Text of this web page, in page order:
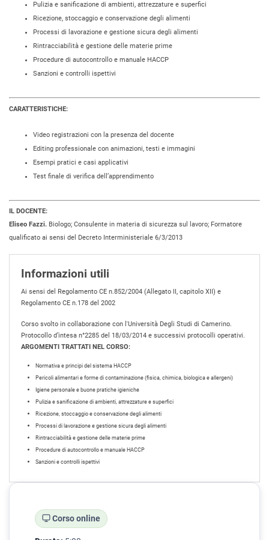
Pulizia e sanificazione di ambienti, attrezzature e superfici
Ricezione, stoccaggio e conservazione degli alimenti
Processi di lavorazione e gestione sicura degli alimenti
Rintracciabilità e gestione delle materie prime
Procedure di autocontrollo e manuale HACCP
Sanzioni e controlli ispettivi
CARATTERISTICHE:
Video registrazioni con la presenza del docente
Editing professionale con animazioni, testi e immagini
Esempi pratici e casi applicativi
Test finale di verifica dell’apprendimento
IL DOCENTE:
Eliseo Fazzi. Biologo; Consulente in materia di sicurezza sul lavoro; Formatore
qualificato ai sensi del Decreto Interministeriale 6/3/2013
Informazioni utili
Ai sensi del Regolamento CE n.852/2004 (Allegato II, capitolo XII) e
Regolamento CE n.178 del 2002
Corso svolto in collaborazione con l'Università Degli Studi di Camerino.
Protocollo d’intesa n°2285 del 18/03/2014 e successivi protocolli operativi.
ARGOMENTI TRATTATI NEL CORSO:
Normativa e principi del sistema HACCP
Pericoli alimentari e forme di contaminazione (fisica, chimica, biologica e allergeni)
Igiene personale e buone pratiche igieniche
Pulizia e sanificazione di ambienti, attrezzature e superfici
Ricezione, stoccaggio e conservazione degli alimenti
Processi di lavorazione e gestione sicura degli alimenti
Rintracciabilità e gestione delle materie prime
Procedure di autocontrollo e manuale HACCP
Sanzioni e controlli ispettivi
Corso online